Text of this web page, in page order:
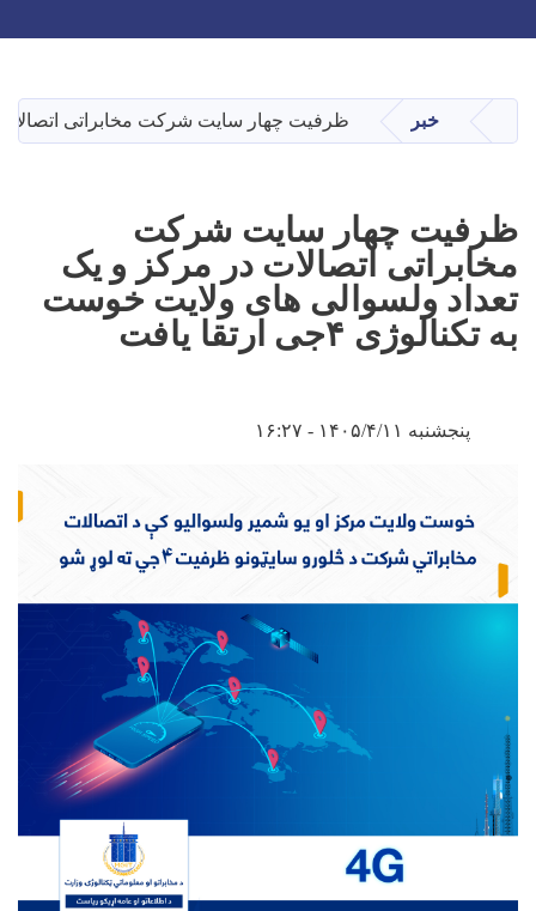
main
content
صفحه اصلی
خبر ظرفیت چهار سایت‌ شرکت مخابراتی اتصالات در
ظرفیت چهار سایت‌ شرکت
مخابراتی اتصالات در مرکز و یک
تعداد ولسوالی های ولایت خوست
به تکنالوژی ۴جی ارتقا یافت
پنجشنبه ۱۴۰۵/۴/۱۱ - ۱۶:۲۷